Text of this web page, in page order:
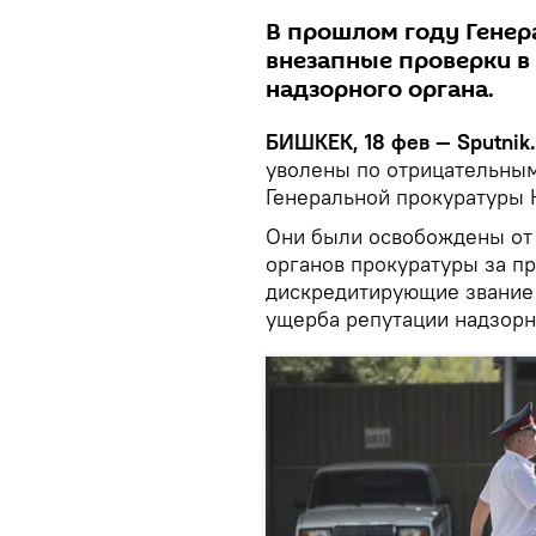
В прошлом году
внезапные проверки
надзорного органа.
БИШКЕК, 18 фев — Sputnik.
уволены по
Генеральной прокуратуры
Они были освобождены
органов прокуратуры за
дискредитирующие
ущерба репутации